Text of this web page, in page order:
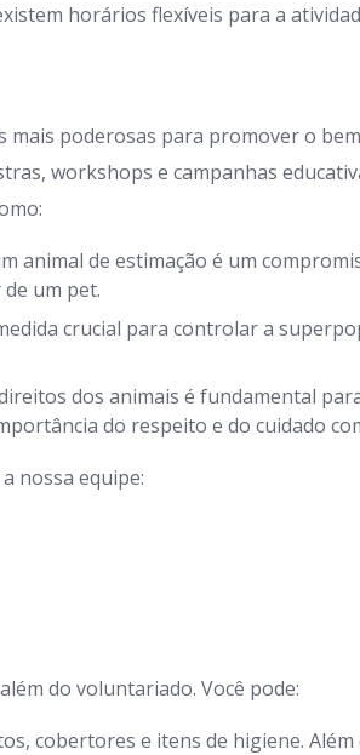
horários flexíveis para a
mais poderosas para promover o
workshops e campanhas
animal de estimação é um
um pet.
crucial para controlar a
dos animais é fundamental
do respeito e do cuidado
nossa equipe:
do voluntariado. Você pode:
cobertores e itens de higiene.